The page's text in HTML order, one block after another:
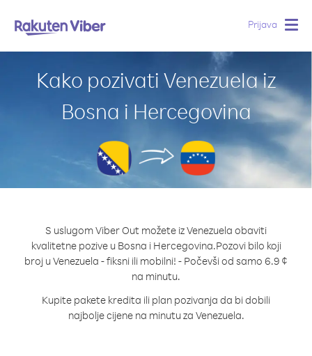
Prijava
Kako pozivati Venezuela iz
Bosna i Hercegovina
S uslugom Viber Out možete iz Venezuela obaviti
kvalitetne pozive u Bosna i Hercegovina.Pozovi bilo koji
broj u Venezuela - fiksni ili mobilni! - Počevši od samo 6.9 ¢
na minutu.
Kupite pakete kredita ili plan pozivanja da bi dobili
najbolje cijene na minutu za Venezuela.